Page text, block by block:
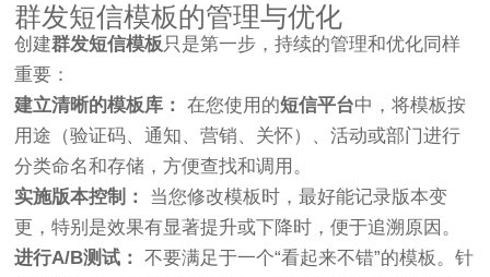
群发短信模板的管理与优化
创建群发短信模板只是第一步，持续的管理和优化同样
重要：
建立清晰的模板库：
在您使用的短信平台中，将模板按
用途（验证码、通知、营销、关怀）、活动或部门进行
分类命名和存储，方便查找和调用。
实施版本控制：
当您修改模板时，最好能记录版本变
更，特别是效果有显著提升或下降时，便于追溯原因。
进行A/B测试：
不要满足于一个“看起来不错”的模板。针